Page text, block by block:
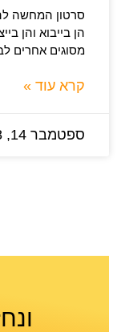
סרטון המחשה
הן בייבוא והן
מסוגים אחרים
קרא עוד »
ספטמבר 14, 2018